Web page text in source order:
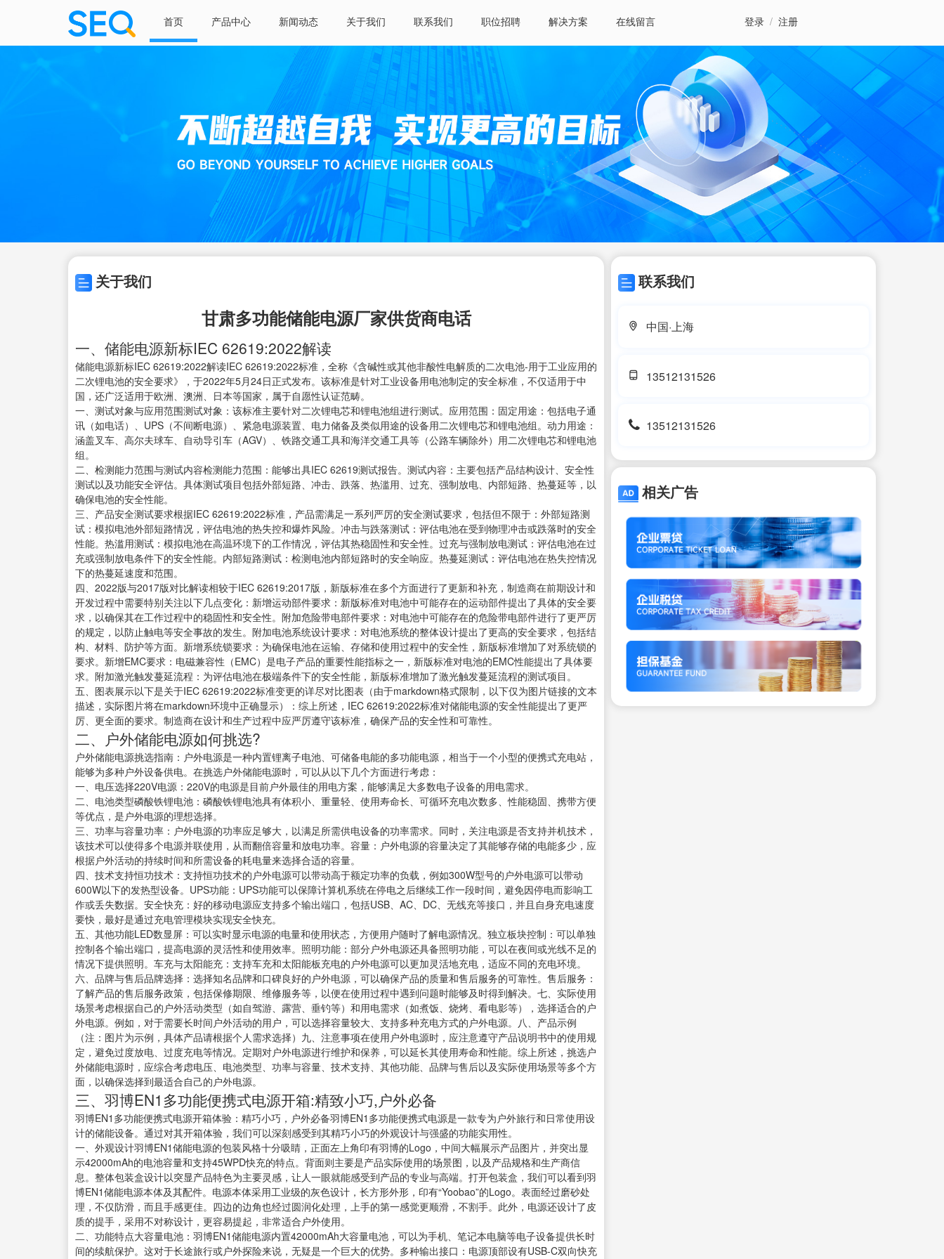
首页 产品中心 新闻动态 关于我们 联系我们 职位招聘 解决方案 在线留言 登录 / 注册
关于我们
甘肃多功能储能电源厂家供货商电话
一、储能电源新标IEC 62619:2022解读
储能电源新标IEC 62619:2022解读IEC 62619:2022标准，全称《含碱性或其他非酸性电解质的二次电池-用于工业应用的
二次锂电池的安全要求》，于2022年5月24日正式发布。该标准是针对工业设备用电池制定的安全标准，不仅适用于中
国，还广泛适用于欧洲、澳洲、日本等国家，属于自愿性认证范畴。
一、测试对象与应用范围测试对象：该标准主要针对二次锂电芯和锂电池组进行测试。应用范围：固定用途：包括电子通
讯（如电话）、UPS（不间断电源）、紧急电源装置、电力储备及类似用途的设备用二次锂电芯和锂电池组。动力用途：
涵盖叉车、高尔夫球车、自动导引车（AGV）、铁路交通工具和海洋交通工具等（公路车辆除外）用二次锂电芯和锂电池
组。
二、检测能力范围与测试内容检测能力范围：能够出具IEC 62619测试报告。测试内容：主要包括产品结构设计、安全性
测试以及功能安全评估。具体测试项目包括外部短路、冲击、跌落、热滥用、过充、强制放电、内部短路、热蔓延等，以
确保电池的安全性能。
三、产品安全测试要求根据IEC 62619:2022标准，产品需满足一系列严厉的安全测试要求，包括但不限于：外部短路测
试：模拟电池外部短路情况，评估电池的热失控和爆炸风险。冲击与跌落测试：评估电池在受到物理冲击或跌落时的安全
性能。热滥用测试：模拟电池在高温环境下的工作情况，评估其热稳固性和安全性。过充与强制放电测试：评估电池在过
充或强制放电条件下的安全性能。内部短路测试：检测电池内部短路时的安全响应。热蔓延测试：评估电池在热失控情况
下的热蔓延速度和范围。
四、2022版与2017版对比解读相较于IEC 62619:2017版，新版标准在多个方面进行了更新和补充，制造商在前期设计和
开发过程中需要特别关注以下几点变化：新增运动部件要求：新版标准对电池中可能存在的运动部件提出了具体的安全要
求，以确保其在工作过程中的稳固性和安全性。附加危险带电部件要求：对电池中可能存在的危险带电部件进行了更严厉
的规定，以防止触电等安全事故的发生。附加电池系统设计要求：对电池系统的整体设计提出了更高的安全要求，包括结
构、材料、防护等方面。新增系统锁要求：为确保电池在运输、存储和使用过程中的安全性，新版标准增加了对系统锁的
要求。新增EMC要求：电磁兼容性（EMC）是电子产品的重要性能指标之一，新版标准对电池的EMC性能提出了具体要
求。附加激光触发蔓延流程：为评估电池在极端条件下的安全性能，新版标准增加了激光触发蔓延流程的测试项目。
五、图表展示以下是关于IEC 62619:2022标准变更的详尽对比图表（由于markdown格式限制，以下仅为图片链接的文本
描述，实际图片将在markdown环境中正确显示）：综上所述，IEC 62619:2022标准对储能电源的安全性能提出了更严
厉、更全面的要求。制造商在设计和生产过程中应严厉遵守该标准，确保产品的安全性和可靠性。
二、户外储能电源如何挑选?
户外储能电源挑选指南：户外电源是一种内置锂离子电池、可储备电能的多功能电源，相当于一个小型的便携式充电站，
能够为多种户外设备供电。在挑选户外储能电源时，可以从以下几个方面进行考虑：
一、电压选择220V电源：220V的电源是目前户外最佳的用电方案，能够满足大多数电子设备的用电需求。
二、电池类型磷酸铁锂电池：磷酸铁锂电池具有体积小、重量轻、使用寿命长、可循环充电次数多、性能稳固、携带方便
等优点，是户外电源的理想选择。
三、功率与容量功率：户外电源的功率应足够大，以满足所需供电设备的功率需求。同时，关注电源是否支持并机技术，
该技术可以使得多个电源并联使用，从而翻倍容量和放电功率。容量：户外电源的容量决定了其能够存储的电能多少，应
根据户外活动的持续时间和所需设备的耗电量来选择合适的容量。
四、技术支持恒功技术：支持恒功技术的户外电源可以带动高于额定功率的负载，例如300W型号的户外电源可以带动
600W以下的发热型设备。UPS功能：UPS功能可以保障计算机系统在停电之后继续工作一段时间，避免因停电而影响工
作或丢失数据。安全快充：好的移动电源应支持多个输出端口，包括USB、AC、DC、无线充等接口，并且自身充电速度
要快，最好是通过充电管理模块实现安全快充。
五、其他功能LED数显屏：可以实时显示电源的电量和使用状态，方便用户随时了解电源情况。独立板块控制：可以单独
控制各个输出端口，提高电源的灵活性和使用效率。照明功能：部分户外电源还具备照明功能，可以在夜间或光线不足的
情况下提供照明。车充与太阳能充：支持车充和太阳能板充电的户外电源可以更加灵活地充电，适应不同的充电环境。
六、品牌与售后品牌选择：选择知名品牌和口碑良好的户外电源，可以确保产品的质量和售后服务的可靠性。售后服务：
了解产品的售后服务政策，包括保修期限、维修服务等，以便在使用过程中遇到问题时能够及时得到解决。七、实际使用
场景考虑根据自己的户外活动类型（如自驾游、露营、垂钓等）和用电需求（如煮饭、烧烤、看电影等），选择适合的户
外电源。例如，对于需要长时间户外活动的用户，可以选择容量较大、支持多种充电方式的户外电源。八、产品示例
（注：图片为示例，具体产品请根据个人需求选择）九、注意事项在使用户外电源时，应注意遵守产品说明书中的使用规
定，避免过度放电、过度充电等情况。定期对户外电源进行维护和保养，可以延长其使用寿命和性能。综上所述，挑选户
外储能电源时，应综合考虑电压、电池类型、功率与容量、技术支持、其他功能、品牌与售后以及实际使用场景等多个方
面，以确保选择到最适合自己的户外电源。
三、羽博EN1多功能便携式电源开箱:精致小巧,户外必备
羽博EN1多功能便携式电源开箱体验：精巧小巧，户外必备羽博EN1多功能便携式电源是一款专为户外旅行和日常使用设
计的储能设备。通过对其开箱体验，我们可以深刻感受到其精巧小巧的外观设计与强盛的功能实用性。
一、外观设计羽博EN1储能电源的包装风格十分吸睛，正面左上角印有羽博的Logo，中间大幅展示产品图片，并突出显
示42000mAh的电池容量和支持45WPD快充的特点。背面则主要是产品实际使用的场景图，以及产品规格和生产商信
息。整体包装盒设计以突显产品特色为主要灵感，让人一眼就能感受到产品的专业与高端。打开包装盒，我们可以看到羽
博EN1储能电源本体及其配件。电源本体采用工业级的灰色设计，长方形外形，印有“Yoobao”的Logo。表面经过磨砂处
理，不仅防滑，而且手感更佳。四边的边角也经过圆润化处理，上手的第一感觉更顺滑，不割手。此外，电源还设计了皮
质的提手，采用不对称设计，更容易提起，非常适合户外使用。
二、功能特点大容量电池：羽博EN1储能电源内置42000mAh大容量电池，可以为手机、笔记本电脑等电子设备提供长时
间的续航保护。这对于长途旅行或户外探险来说，无疑是一个巨大的优势。多种输出接口：电源顶部设有USB-C双向快充
联系我们
中国·上海
13512131526
13512131526
相关广告